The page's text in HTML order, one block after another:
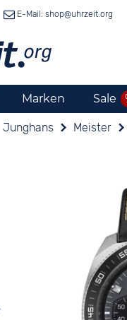
E-Mail: shop@uhrzeit.org
Marken Sale
Junghans Meister